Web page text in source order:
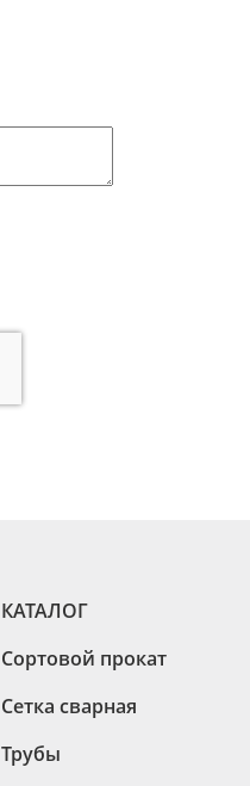
КАТАЛОГ
Сортовой прокат
Сетка сварная
Трубы